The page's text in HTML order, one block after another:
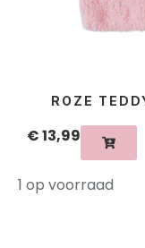
ROZE
€13,99
1 op voorraad